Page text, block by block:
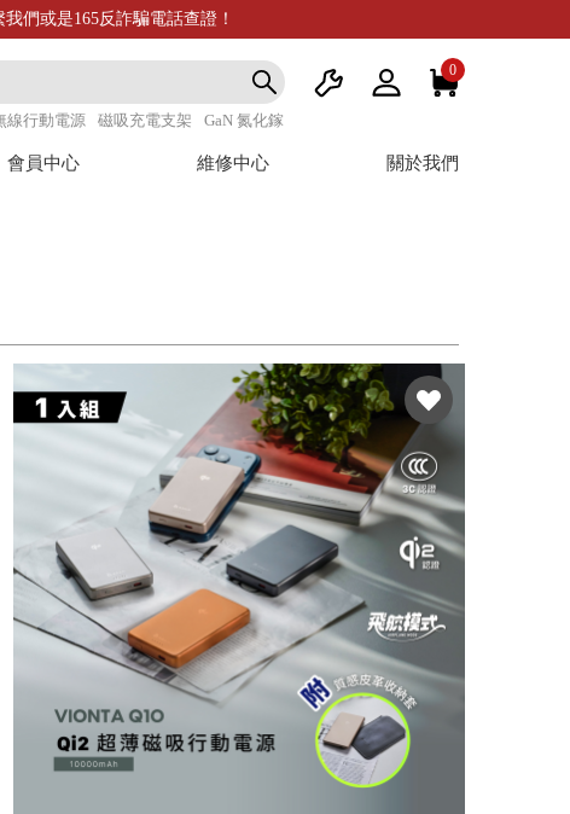
們或是165反詐騙電話查證！
0
線行動電源 磁吸充電支架 GaN 氮化鎵
會員中心 維修中心 關於我們